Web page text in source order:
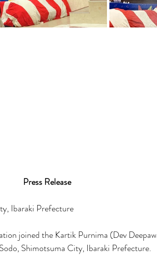
Press Release
Ibaraki Prefecture
joined the Kartik Purnima (Dev
Shimotsuma City, Ibaraki Prefecture.